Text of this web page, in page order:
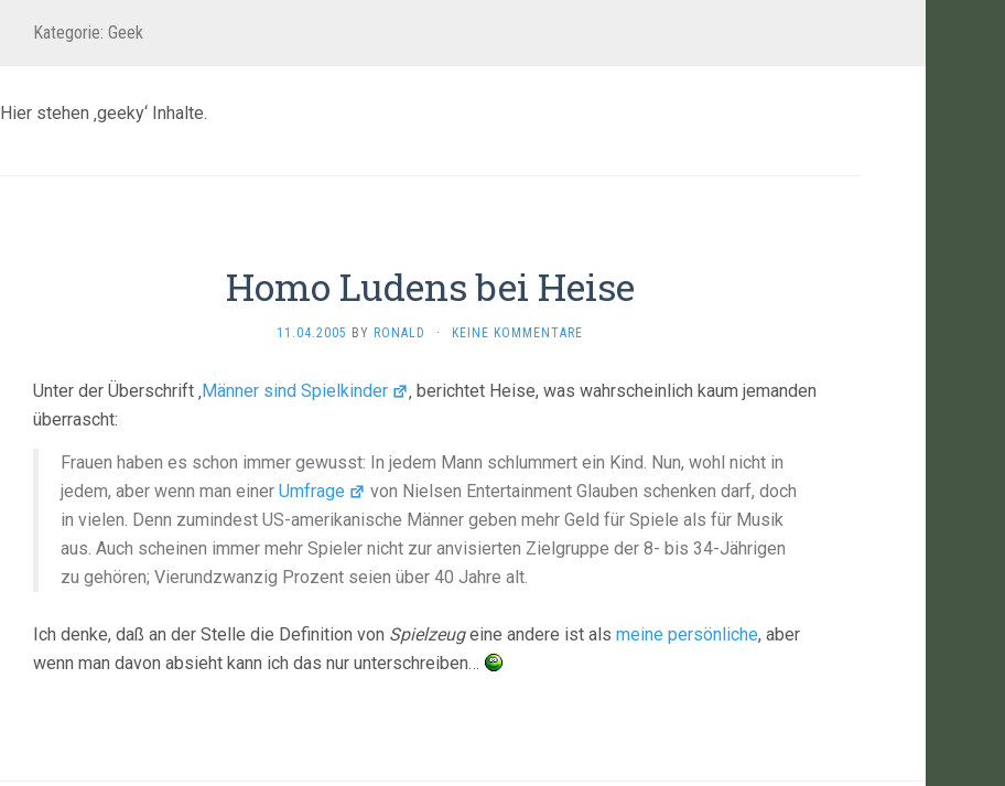
Kategorie: Geek
Hier stehen ‚geeky‘ Inhalte.
Homo Ludens bei Heise
11.04.2005 BY RONALD · KEINE KOMMENTARE
Unter der Überschrift ‚Männer sind Spielkinder
‚ berichtet Heise, was wahrscheinlich kaum jemanden
überrascht:
Frauen haben es schon immer gewusst: In jedem Mann schlummert ein Kind. Nun, wohl nicht in
jedem, aber wenn man einer Umfrage
von Nielsen Entertainment Glauben schenken darf, doch
in vielen. Denn zumindest US-amerikanische Männer geben mehr Geld für Spiele als für Musik
aus. Auch scheinen immer mehr Spieler nicht zur anvisierten Zielgruppe der 8- bis 34-Jährigen
zu gehören; Vierundzwanzig Prozent seien über 40 Jahre alt.
Ich denke, daß an der Stelle die Definition von Spielzeugeine andere ist als meine persönliche, aber
wenn man davon absieht kann ich das nur unterschreiben…